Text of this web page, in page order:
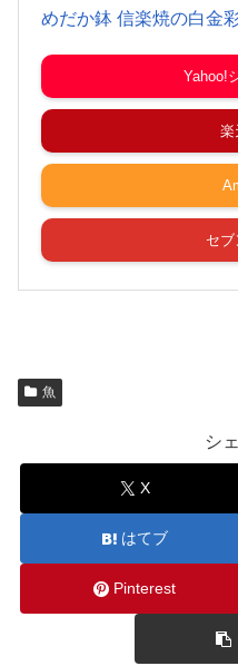
めだか鉢 信楽焼の白金
Yahoo!
楽
セブ
魚
シ
X
はてブ
Pinterest